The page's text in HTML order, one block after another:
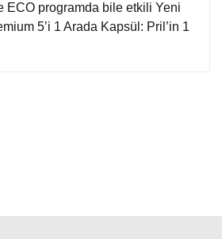
ECO programda bile etkili Yeni
5’i 1 Arada Kapsül: Pril’in 1